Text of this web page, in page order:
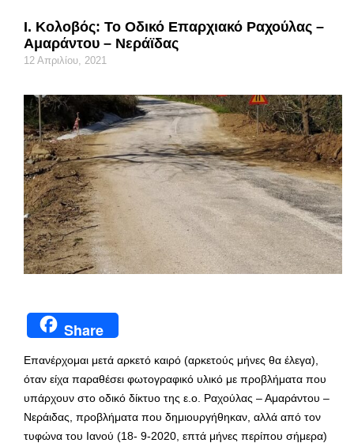
Ι. Κολοβός: Το Οδικό Επαρχιακό Ραχούλας –
Αμαράντου – Νεράϊδας
12 Απριλίου, 2021
Share
Επανέρχομαι μετά αρκετό καιρό (αρκετούς μήνες θα έλεγα),
όταν είχα παραθέσει φωτογραφικό υλικό με προβλήματα που
υπάρχουν στο οδικό δίκτυο της ε.ο. Ραχούλας – Αμαράντου –
Νεράιδας, προβλήματα που δημιουργήθηκαν, αλλά από τον
τυφώνα του Ιανού (18- 9-2020, επτά μήνες περίπου σήμερα)